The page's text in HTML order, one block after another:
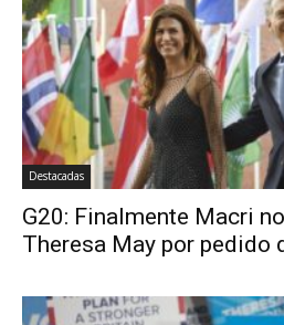
Destacadas
G20: Finalmente Macri
Theresa May por pedido